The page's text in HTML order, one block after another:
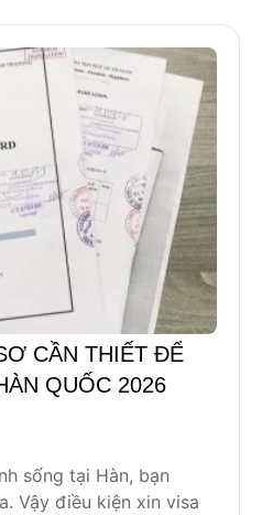
CẦN THIẾT ĐỂ
QUỐC 2026
sống tại Hàn, bạn
Vậy điều kiện xin visa